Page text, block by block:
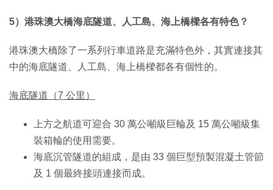
5）港珠澳大橋海底隧道、人工島、海上橋樑各有特色？
港珠澳大橋除了一系列行車道路是充滿特色外，其實連接其
中的海底隧道、人工島、海上橋樑都各有個性的。
海底隧道（7 公里）
上方之航道可迎合 30 萬公噸級巨輪及 15 萬公噸級集
裝箱輪的使用需要。
海底沉管隧道的組成，是由 33 個巨型預製混凝土管節
及 1 個最終接頭連接而成。